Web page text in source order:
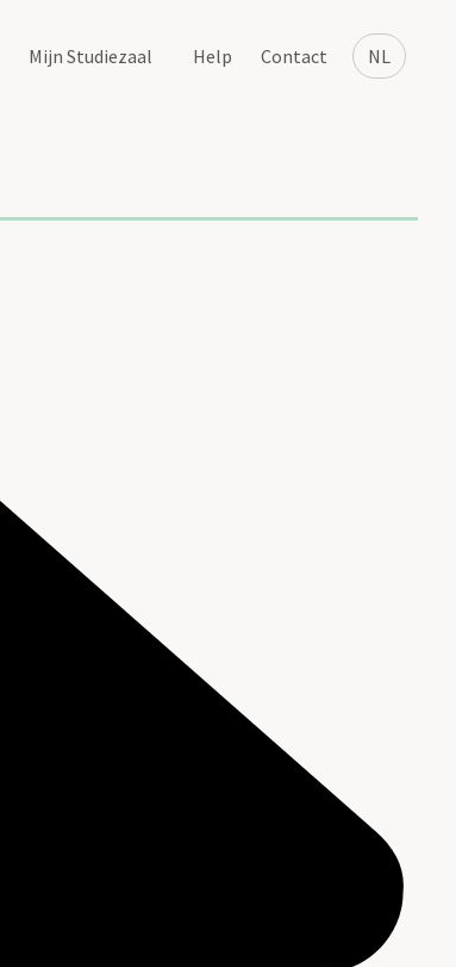
NL
Mijn Studiezaal Help Contact